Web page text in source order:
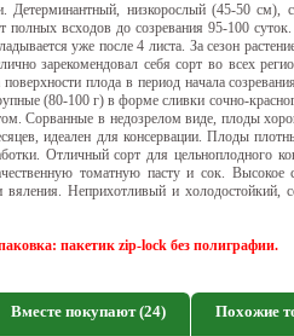
Детерминантный, низкорослый (45-50 см),
полных всходов до созревания 95-100
уже после 4 листа. За сезон
зарекомендовал себя сорт во всех
плода в период начала
(80-100 г) в форме сливки сочно-
Сорванные в недозрелом виде, плоды
идеален для консервации. Плоды
Отличный сорт для цельноплодного
томатную пасту и сок. Высокое
Неприхотливый и холодостойкий,
пакетик zip-lock без полиграфии.
Вместе покупают (24) Похожие